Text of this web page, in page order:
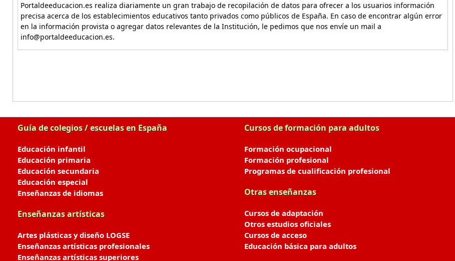
Portaldeeducacion.es realiza diariamente un gran trabajo de recopilación de datos para ofrecer a los usuarios información
precisa acerca de los establecimientos educativos tanto privados como públicos de España. En caso de encontrar algún error
en la información provista o agregar datos relevantes de la Institución, le pedimos que nos envíe un mail a
info@portaldeeducacion.es.
Guía de colegios / escuelas en España
Educación infantil
Educación primaria
Educación secundaria
Educación especial
Enseñanzas de idiomas
Enseñanzas artísticas
Artes plásticas y diseño LOGSE
Enseñanzas artísticas profesionales
Enseñanzas artísticas superiores
Cursos de formación para adultos
Formación ocupacional
Formación profesional
Programas de cualificación profesional
Otras enseñanzas
Cursos de adaptación
Otros estudios oficiales
Cursos de acceso
Educación básica para adultos